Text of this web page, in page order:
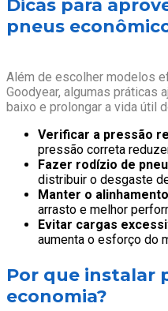
Dicas para
pneus
Além de escolher modelos
Goodyear, algumas práticas
baixo e prolongar a vida útil
Verificar a pressão
pressão correta
Fazer rodízio de
distribuir o desgaste
Manter o
arrasto e melhor
Evitar cargas
aumenta o esforço do
Por que instalar
economia?